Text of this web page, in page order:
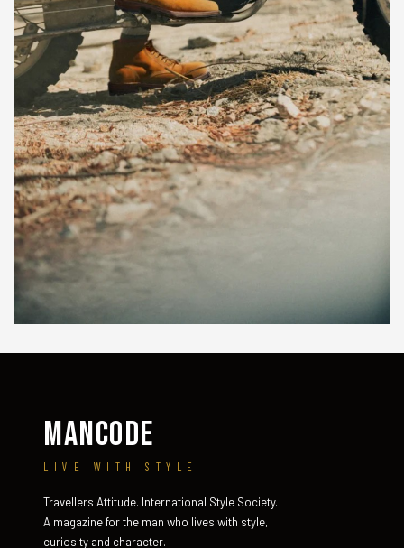
MANCODE
LIVE WITH STYLE
Travellers Attitude. International Style Society.
A magazine for the man who lives with style,
curiosity and character.